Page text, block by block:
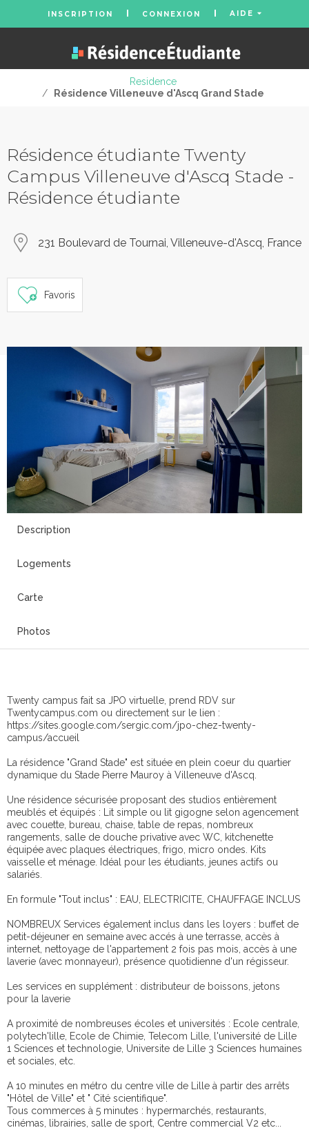
INSCRIPTION CONNEXION AIDE
Residence
/
Résidence Villeneuve d'Ascq Grand Stade
Résidence étudiante Twenty
Campus Villeneuve d'Ascq Stade -
Résidence étudiante
231 Boulevard de Tournai, Villeneuve-d'Ascq, France
Favoris
Description
Logements
Carte
Photos
Twenty campus fait sa JPO virtuelle, prend RDV sur
Twentycampus.com ou directement sur le lien :
https://sites.google.com/sergic.com/jpo-chez-twenty-
campus/accueil
La résidence "Grand Stade" est située en plein coeur du quartier
dynamique du Stade Pierre Mauroy à Villeneuve d'Ascq.
Une résidence sécurisée proposant des studios entièrement
meublés et équipés : Lit simple ou lit gigogne selon agencement
avec couette, bureau, chaise, table de repas, nombreux
rangements, salle de douche privative avec WC, kitchenette
équipée avec plaques électriques, frigo, micro ondes. Kits
vaisselle et ménage. Idéal pour les étudiants, jeunes actifs ou
salariés.
En formule "Tout inclus" : EAU, ELECTRICITE, CHAUFFAGE INCLUS
NOMBREUX Services également inclus dans les loyers : buffet de
petit-déjeuner en semaine avec accés à une terrasse, accès à
internet, nettoyage de l'appartement 2 fois pas mois, accès à une
laverie (avec monnayeur), présence quotidienne d'un régisseur.
Les services en supplément : distributeur de boissons, jetons
pour la laverie
A proximité de nombreuses écoles et universités : Ecole centrale,
polytech'lille, Ecole de Chimie, Telecom Lille, l'université de Lille
1 Sciences et technologie, Universite de Lille 3 Sciences humaines
et sociales, etc.
A 10 minutes en métro du centre ville de Lille à partir des arrêts
"Hôtel de Ville" et " Cité scientifique".
Tous commerces à 5 minutes : hypermarchés, restaurants,
cinémas, librairies, salle de sport, Centre commercial V2 etc...